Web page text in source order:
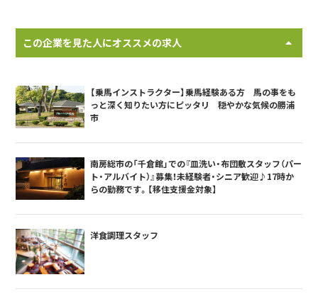
この企業を見た人にオススメの求人
【乗馬インストラクター】乗馬経験ある方 馬の事をも
っと深く知りたい方にピッタリ 穏やかな気候の勝浦
市
南房総市の「千倉館」での『皿洗い・布団敷スタッフ（パー
ト・アルバイト）』募集！未経験者・シニア歓迎♪17時か
らの勤務です。【移住支援金対象】
洋食調理スタッフ